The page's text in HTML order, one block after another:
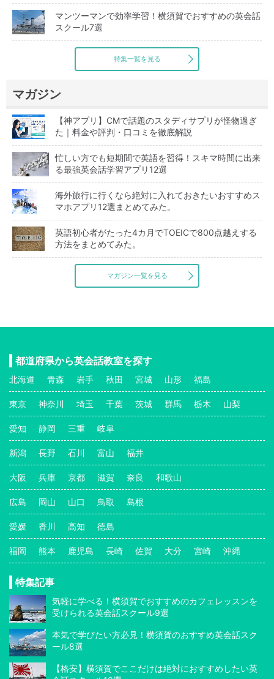
マンツーマンで効率学習！横須賀でおすすめの英会話
スクール7選
特集一覧を見る
マガジン
【神アプリ】CMで話題のスタディサプリが怪物過ぎ
た｜料金や評判・口コミを徹底解説
忙しい方でも短期間で英語を習得！スキマ時間に出来
る最強英会話学習アプリ12選
海外旅行に行くなら絶対に入れておきたいおすすめス
マホアプリ12選まとめてみた。
英語初心者がたった4カ月でTOEICで800点越えする
方法をまとめてみた。
マガジン一覧を見る
都道府県から英会話教室を探す
北海道 青森 岩手 秋田 宮城 山形 福島
東京 神奈川 埼玉 千葉 茨城 群馬 栃木 山梨
愛知 静岡 三重 岐阜
新潟 長野 石川 富山 福井
大阪 兵庫 京都 滋賀 奈良 和歌山
広島 岡山 山口 鳥取 島根
愛媛 香川 高知 徳島
福岡 熊本 鹿児島 長崎 佐賀 大分 宮崎 沖縄
特集記事
気軽に学べる！横須賀でおすすめのカフェレッスンを
受けられる英会話スクール9選
本気で学びたい方必見！横須賀のおすすめ英会話スク
ール8選
【格安】横須賀でここだけは絶対におすすめしたい英